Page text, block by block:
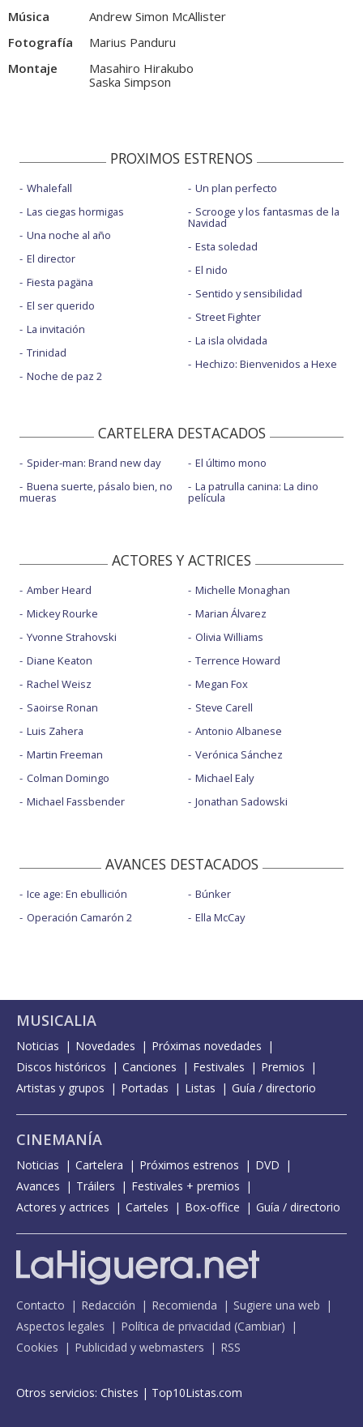
Música
Andrew Simon McAllister
Fotografía
Marius Panduru
Montaje
Masahiro Hirakubo
Saska Simpson
PROXIMOS ESTRENOS
Whalefall
Las ciegas hormigas
Una noche al año
El director
Fiesta pagäna
El ser querido
La invitación
Trinidad
Noche de paz 2
Un plan perfecto
Scrooge y los fantasmas de la
Navidad
Esta soledad
El nido
Sentido y sensibilidad
Street Fighter
La isla olvidada
Hechizo: Bienvenidos a Hexe
CARTELERA DESTACADOS
Spider-man: Brand new day
Buena suerte, pásalo bien, no
mueras
El último mono
La patrulla canina: La dino
película
ACTORES Y ACTRICES
Amber Heard
Mickey Rourke
Yvonne Strahovski
Diane Keaton
Rachel Weisz
Saoirse Ronan
Luis Zahera
Martin Freeman
Colman Domingo
Michael Fassbender
Michelle Monaghan
Marian Álvarez
Olivia Williams
Terrence Howard
Megan Fox
Steve Carell
Antonio Albanese
Verónica Sánchez
Michael Ealy
Jonathan Sadowski
AVANCES DESTACADOS
Ice age: En ebullición
Operación Camarón 2
Búnker
Ella McCay
MUSICALIA
Noticias Novedades
Próximas novedades
Discos históricos
Canciones Festivales
Premios
Artistas y grupos
Portadas Listas Guía / directorio
CINEMANÍA
Noticias Cartelera Próximos estrenos
DVD
Avances
Tráilers
Festivales + premios
Actores y actrices
Carteles Box-office Guía / directorio
Contacto Redacción Recomienda
Sugiere una web
Aspectos legales
Política de privacidad (Cambiar)
Cookies
Publicidad y webmasters RSS
Otros servicios: Chistes | Top10Listas.com